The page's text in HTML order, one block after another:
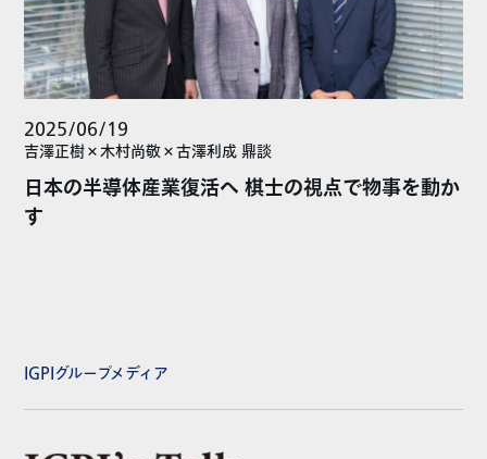
2025/06/19
吉澤正樹×木村尚敬×古澤利成 鼎談
日本の半導体産業復活へ 棋士の視点で物事を動か
す
IGPIグループメディア